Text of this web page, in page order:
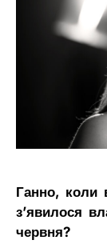
Ганно, коли
зʼявилося
червня?